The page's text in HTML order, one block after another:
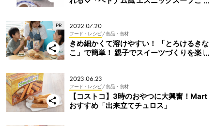
2022.07.20
フード・レシピ/ 食品・食材
きめ細かくて溶けやすい！ 「とろけるきな
こ」で簡単！ 親子でスイーツづくりを楽し
2023.06.23
フード・レシピ/ 食品・食材
【コストコ】3時のおやつに大興奮！Mart
おすすめ「出来立てチュロス」